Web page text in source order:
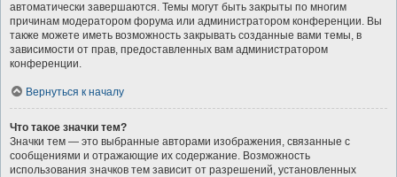
автоматически завершаются. Темы могут быть закрыты по многим
причинам модератором форума или администратором конференции. Вы
также можете иметь возможность закрывать созданные вами темы, в
зависимости от прав, предоставленных вам администратором
конференции.
Вернуться к началу
Что такое значки тем?
Значки тем — это выбранные авторами изображения, связанные с
сообщениями и отражающие их содержание. Возможность
использования значков тем зависит от разрешений, установленных